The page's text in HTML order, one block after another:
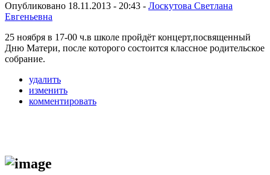
Опубликовано 18.11.2013 - 20:43 - Лоскутова Светлана
Евгеньевна
25 ноября в 17-00 ч.в школе пройдёт концерт,посвященный
Дню Матери, после которого состоится классное родительское
собрание.
удалить
изменить
комментировать